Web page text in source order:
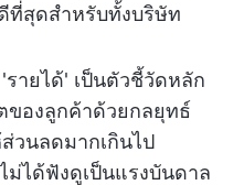
ที่สุดสำหรับทั้งบริษัท
ายได้' เป็นตัวชี้วัดหลัก
ของลูกค้าด้วยกลยุทธ์
วนลดมากเกินไป
ม่ได้ฟังดูเป็นแรงบันดาล